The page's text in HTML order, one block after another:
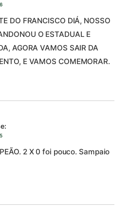
DO FRANCISCO DIÁ, NOSSO
O ESTADUAL E
AGORA VAMOS SAIR DA
E VAMOS COMEMORAR.
2 X 0 foi pouco. Sampaio